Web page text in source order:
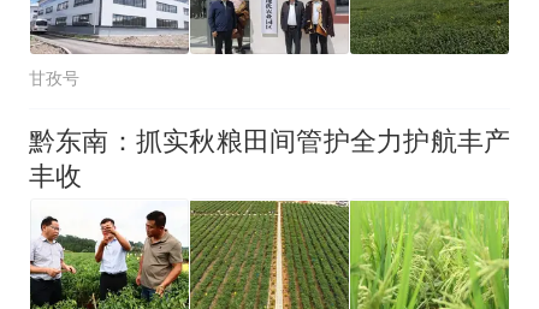
甘孜号
黔东南：抓实秋粮田间管护全力护航丰产
丰收